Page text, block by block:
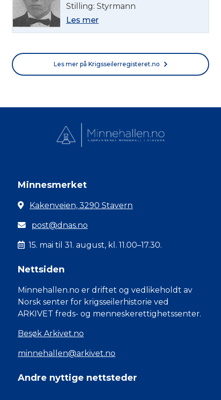
Stilling: Styrmann
Les mer
Les mer på Krigsseilerregisteret.no
Minnesmerket
Kakenveien, 3290 Stavern
post@dnas.no
15. mai til 31. august, kl. 11.00–17.30.
Nettsiden
Minnehallen.no er driftet og vedlikeholdt av
Norsk senter for krigsseilerhistorie ved
ARKIVET freds- og menneskerettighetssenter.
Besøk Arkivet.no
minnehallen@arkivet.no
Andre nyttige nettsteder